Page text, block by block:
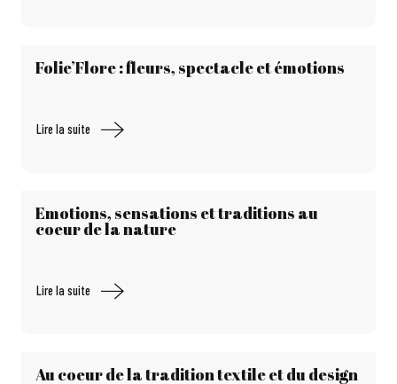
Folie’Flore : fleurs, spectacle et émotions
Lire la suite
Emotions, sensations et traditions au
coeur de la nature
Lire la suite
Au coeur de la tradition textile et du design